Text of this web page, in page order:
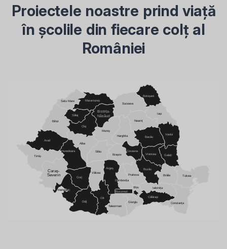
Proiectele noastre prind viață
în școlile din fiecare colț al
României
Alba
Arad
Argeș
Bacău
Bihor
Bistrița-
Năsăud
Botoșani
Brașov
Brăila
București
Buzău
Caraș-
Severin
Călărași
Cluj
Constanța
Covasna
Dâmbovița
Dolj
Galați
Giurgiu
Gorj
Harghita
Hunedoara
Ialomița
Iași
Ilfov
Maramureș
Mehedinți
Mureș
Neamț
Olt
Prahova
Satu Mare
Sălaj
Sibiu
Suceava
Teleorman
Timiș
Tulcea
Vaslui
Vâlcea
Vrancea